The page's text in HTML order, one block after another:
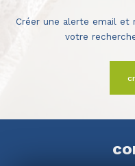
Créer une alerte email et
votre